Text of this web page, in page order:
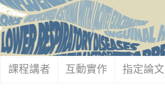
課程講者 互動實作 指定論文